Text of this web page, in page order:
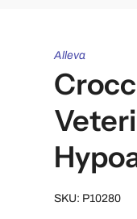
Alleva
SKU: P10280